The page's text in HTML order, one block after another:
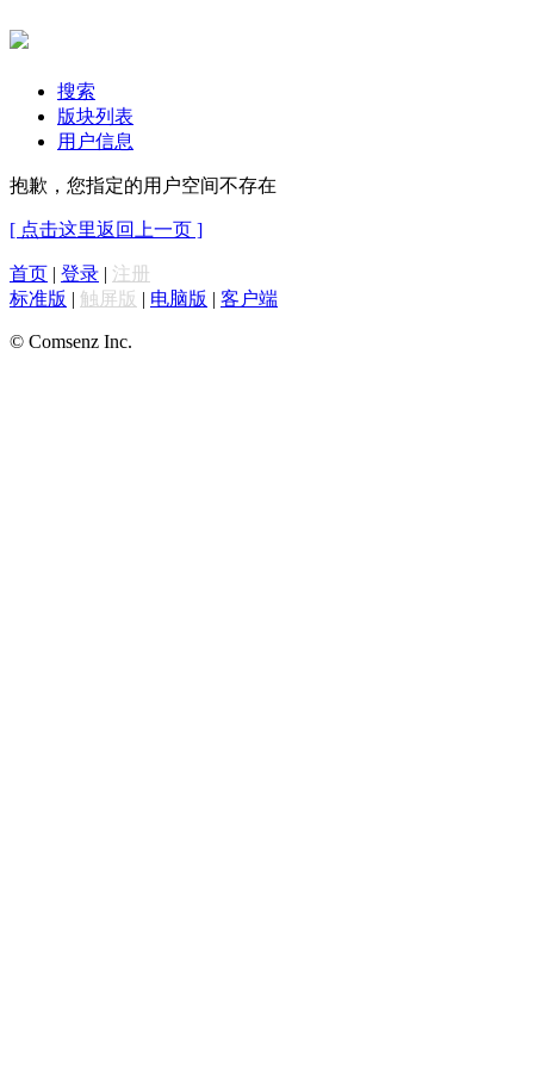
搜索
版块列表
用户信息
抱歉，您指定的用户空间不存在
[ 点击这里返回上一页 ]
首页 | 登录 | 注册
标准版 | 触屏版 | 电脑版 | 客户端
© Comsenz Inc.